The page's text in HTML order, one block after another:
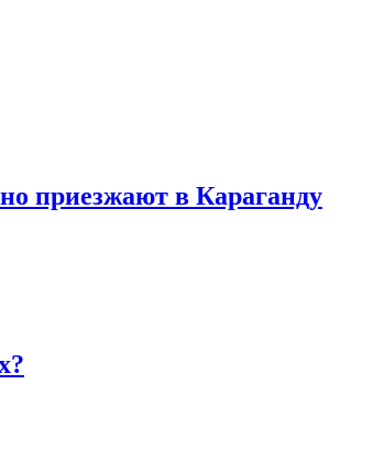
приезжают в Караганду